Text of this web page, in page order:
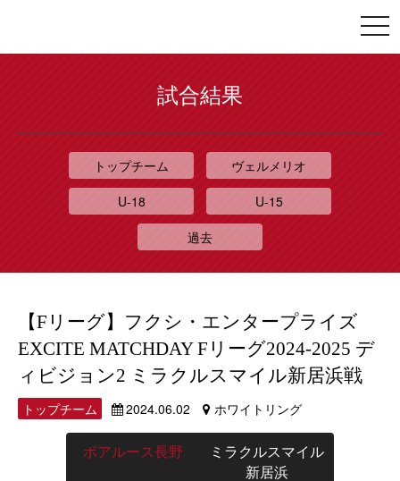
試合結果
トップチーム
ヴェルメリオ
U-18
U-15
過去
【Fリーグ】フクシ・エンタープライズ
EXCITE MATCHDAY Fリーグ2024-2025 デ
ィビジョン2 ミラクルスマイル新居浜戦
トップチーム 2024.06.02 ホワイトリング
ボアルース長野
ミラクルスマイル
新居浜